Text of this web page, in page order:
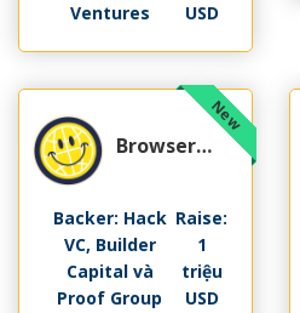
Ventures
USD
Browser
Backer: Hack
VC, Builder
Capital và
Proof Group
Raise:
1
triệu
USD